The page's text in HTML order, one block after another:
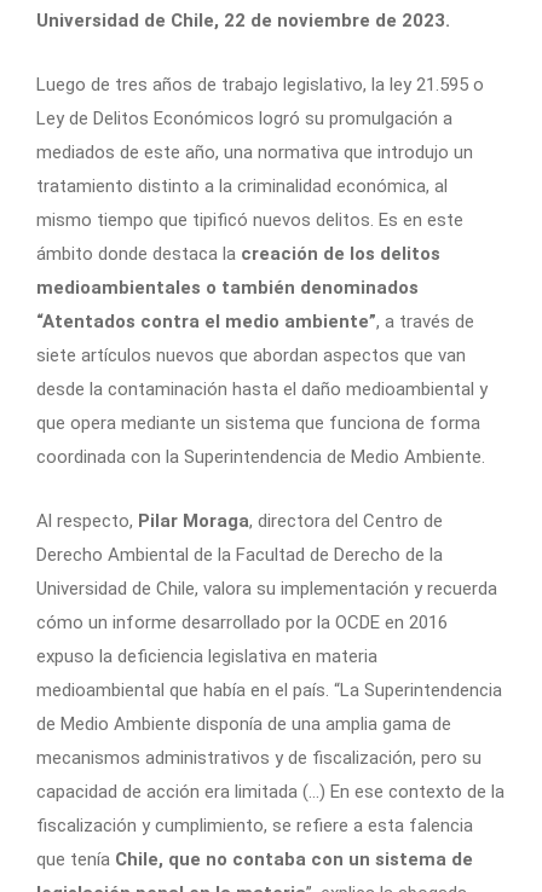
Universidad de Chile, 22 de noviembre de 2023.
Luego de tres años de trabajo legislativo, la ley 21.595 o
Ley de Delitos Económicos logró su promulgación a
mediados de este año, una normativa que introdujo un
tratamiento distinto a la criminalidad económica, al
mismo tiempo que tipificó nuevos delitos. Es en este
ámbito donde destaca la creación de los delitos
medioambientales o también denominados
“Atentados contra el medio ambiente”, a través de
siete artículos nuevos que abordan aspectos que van
desde la contaminación hasta el daño medioambiental y
que opera mediante un sistema que funciona de forma
coordinada con la Superintendencia de Medio Ambiente.
Al respecto, Pilar Moraga, directora del Centro de
Derecho Ambiental de la Facultad de Derecho de la
Universidad de Chile, valora su implementación y recuerda
cómo un informe desarrollado por la OCDE en 2016
expuso la deficiencia legislativa en materia
medioambiental que había en el país. “La Superintendencia
de Medio Ambiente disponía de una amplia gama de
mecanismos administrativos y de fiscalización, pero su
capacidad de acción era limitada (…) En ese contexto de la
fiscalización y cumplimiento, se refiere a esta falencia
que tenía Chile, que no contaba con un sistema de